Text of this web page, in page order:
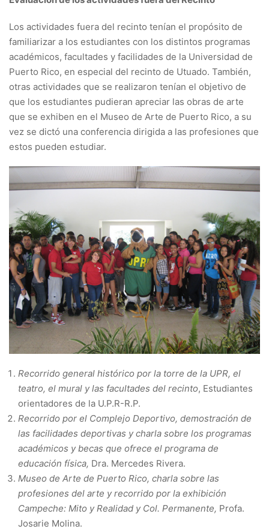
Los actividades fuera del recinto tenían el propósito de
familiarizar a los estudiantes con los distintos programas
académicos, facultades y facilidades de la Universidad de
Puerto Rico, en especial del recinto de Utuado. También,
otras actividades que se realizaron tenían el objetivo de
que los estudiantes pudieran apreciar las obras de arte
que se exhiben en el Museo de Arte de Puerto Rico, a su
vez se dictó una conferencia dirigida a las profesiones que
estos pueden estudiar.
Recorrido general histórico por la torre de la UPR, el
teatro, el mural y las facultades del recinto, Estudiantes
orientadores de la U.P.R-R.P.
Recorrido por el Complejo Deportivo, demostración de
las facilidades deportivas y charla sobre los programas
académicos y becas que ofrece el programa de
educación física, Dra. Mercedes Rivera.
Museo de Arte de Puerto Rico, charla sobre las
profesiones del arte y recorrido por la exhibición
Campeche: Mito y Realidad y Col. Permanente, Profa.
Josarie Molina.